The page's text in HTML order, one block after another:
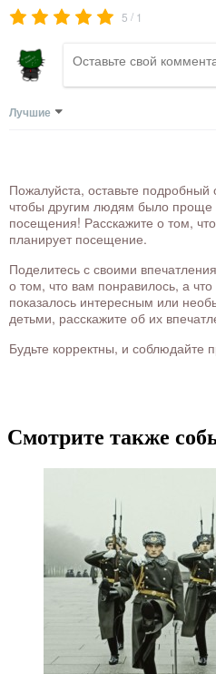
5 / 1
Лучшие
Пожалуйста, оставьте
чтобы другим людям было проще
посещения! Расскажите о том, что
планирует посещение.
Поделитесь с своими
о том, что вам понравилось, а
показалось интересным или
детьми, расскажите об их
Будьте корректны, и соблюдайте
Смотрите также